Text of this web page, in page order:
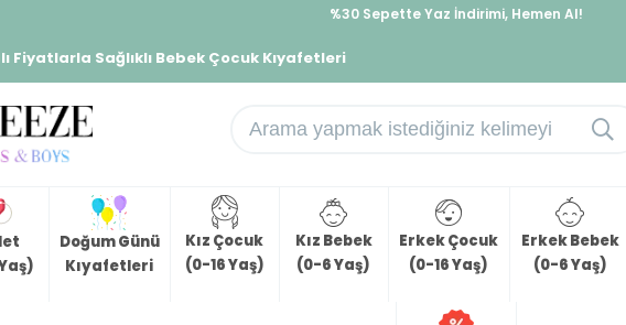
%30 Sepette Yaz İndirimi, Hemen Al!
Fiyatlarla Sağlıklı Bebek Çocuk Kıyafetleri
Doğum Günü
Kıyafetleri
Kız Çocuk
(0-16 Yaş)
Kız Bebek
(0-6 Yaş)
Erkek Çocuk
(0-16 Yaş)
Erkek Bebek
(0-6 Yaş)